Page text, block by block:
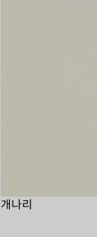
개나리